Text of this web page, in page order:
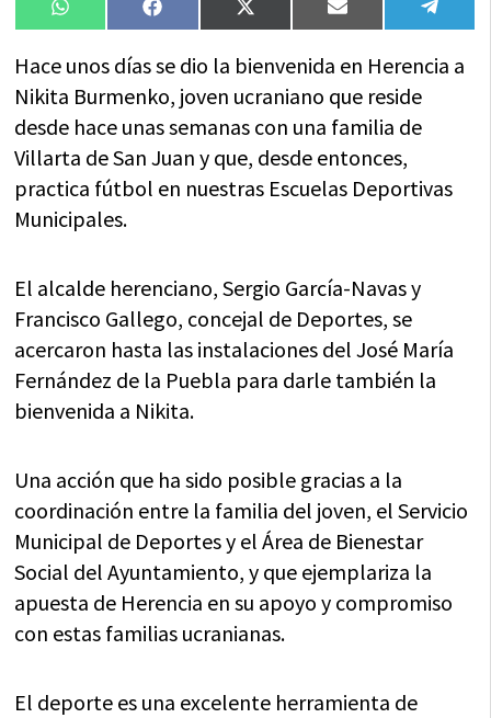
Compartir
en
WhatsAppCompartir
en
FacebookCompartir
en
X
(Twitter)
Compartir
en
Email
en
Hace unos días se dio la bienvenida en Herencia a
Nikita Burmenko, joven ucraniano que reside
desde hace unas semanas con una familia de
Villarta de San Juan y que, desde entonces,
practica fútbol en nuestras Escuelas Deportivas
Municipales.
El alcalde herenciano, Sergio García-Navas y
Francisco Gallego, concejal de Deportes, se
acercaron hasta las instalaciones del José María
Fernández de la Puebla para darle también la
bienvenida a Nikita.
Una acción que ha sido posible gracias a la
coordinación entre la familia del joven, el Servicio
Municipal de Deportes y el Área de Bienestar
Social del Ayuntamiento, y que ejemplariza la
apuesta de Herencia en su apoyo y compromiso
con estas familias ucranianas.
El deporte es una excelente herramienta de